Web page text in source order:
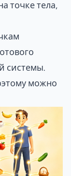
точке тела,
системы.
можно